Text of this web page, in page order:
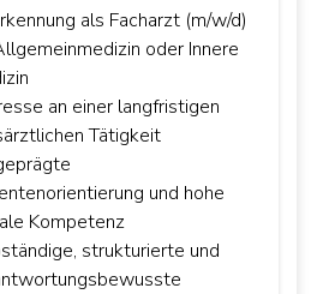
als Facharzt (m/w/d)
oder Innere
an einer langfristigen
Tätigkeit
und hohe
Kompetenz
strukturierte und